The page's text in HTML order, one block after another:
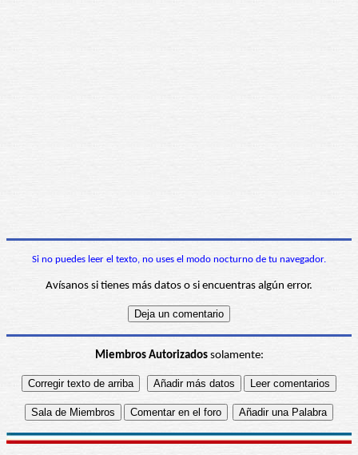
Si no puedes leer el texto, no uses el modo nocturno de tu navegador.
Avísanos si tienes más datos o si encuentras algún error.
Miembros Autorizadossolamente: